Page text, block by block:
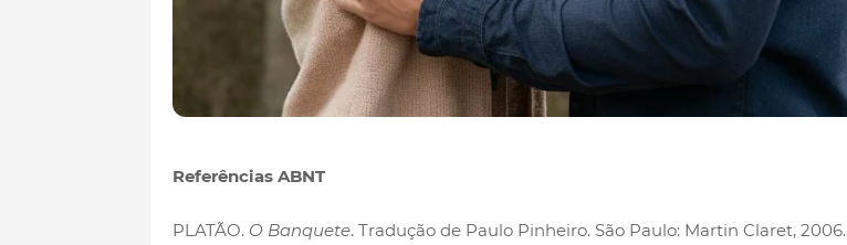
Referências ABNT
PLATÃO. O Banquete. Tradução de Paulo Pinheiro. São Paulo: Martin Claret, 2006.